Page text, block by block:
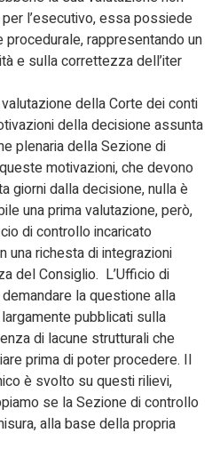
l’esecutivo, essa possiede
procedurale, rappresentando un
e sulla correttezza dell’iter
della Corte dei conti
della decisione assunta
plenaria della Sezione di
motivazioni, che devono
giorni dalla decisione, nulla è
una prima valutazione, però,
di controllo incaricato
una richesta di integrazioni
del Consiglio. L’Ufficio di
la questione alla
pubblicati sulla
di lacune strutturali che
prima di poter procedere. Il
è svolto su questi rilievi,
se la Sezione di controllo
alla base della propria